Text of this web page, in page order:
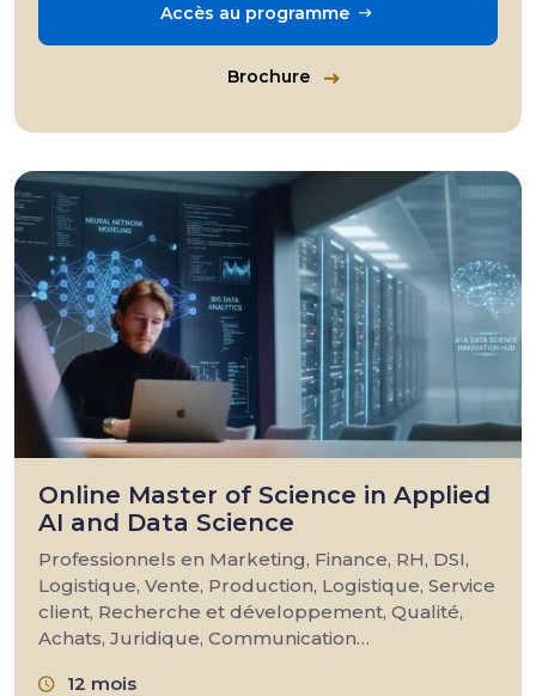
Accès au programme
Brochure
Online Master of Science in Applied
AI and Data Science
Professionnels en Marketing, Finance, RH, DSI,
Logistique, Vente, Production, Logistique, Service
client, Recherche et développement, Qualité,
Achats, Juridique, Communication…
12 mois